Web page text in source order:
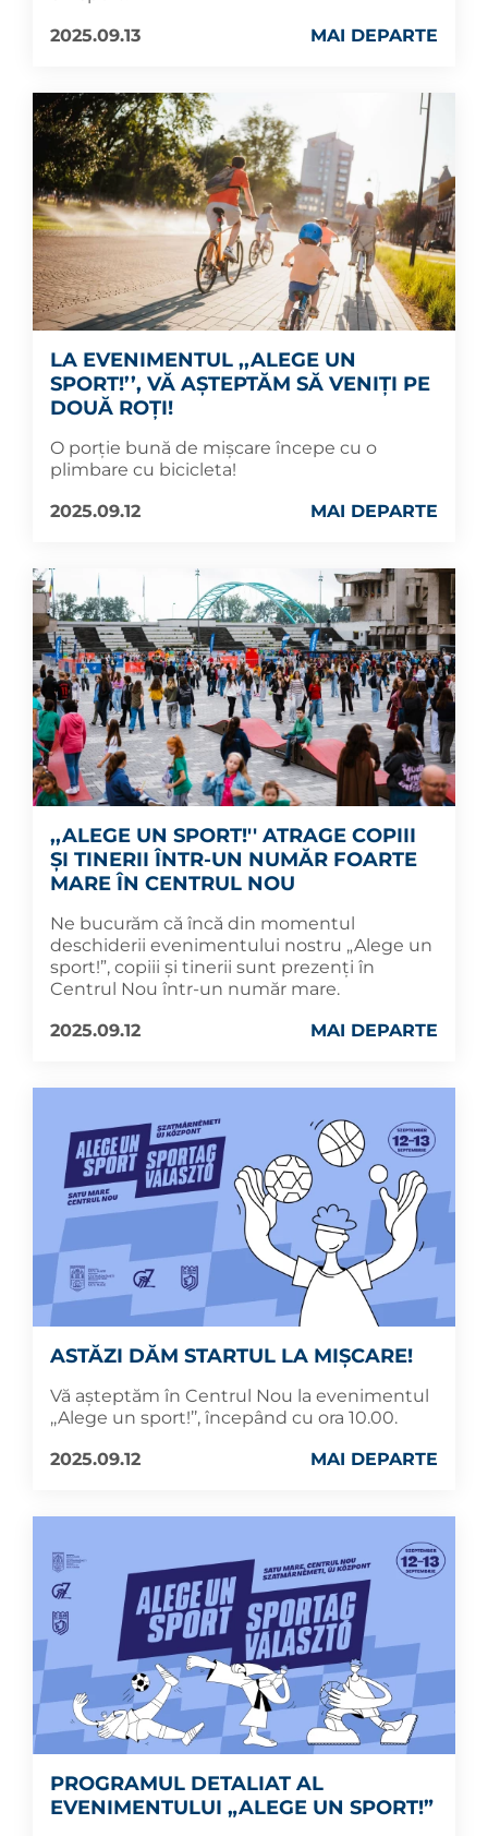
2025.09.13
MAI DEPARTE
LA EVENIMENTUL ,,ALEGE UN
SPORT!’’, VĂ AȘTEPTĂM SĂ VENIȚI PE
DOUĂ ROȚI!
O porție bună de mișcare începe cu o
plimbare cu bicicleta!
2025.09.12
MAI DEPARTE
,,ALEGE UN SPORT!'' ATRAGE COPIII
ȘI TINERII ÎNTR-UN NUMĂR FOARTE
MARE ÎN CENTRUL NOU
Ne bucurăm că încă din momentul
deschiderii evenimentului nostru „Alege un
sport!”, copiii și tinerii sunt prezenți în
Centrul Nou într-un număr mare.
2025.09.12
MAI DEPARTE
ASTĂZI DĂM STARTUL LA MIȘCARE!
Vă așteptăm în Centrul Nou la evenimentul
,,Alege un sport!’’, începând cu ora 10.00.
2025.09.12
MAI DEPARTE
PROGRAMUL DETALIAT AL
EVENIMENTULUI „ALEGE UN SPORT!”